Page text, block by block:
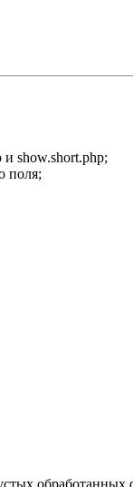
и show.short.php;
поля;
обработанных